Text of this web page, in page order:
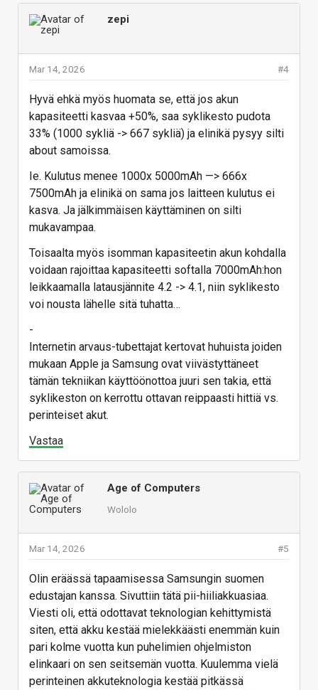
zepi
#4
Mar 14, 2026
Hyvä ehkä myös huomata se, että jos akun
kapasiteetti kasvaa +50%, saa syklikesto pudota
33% (1000 sykliä -> 667 sykliä) ja elinikä pysyy silti
about samoissa.
Ie. Kulutus menee 1000x 5000mAh —> 666x
7500mAh ja elinikä on sama jos laitteen kulutus ei
kasva. Ja jälkimmäisen käyttäminen on silti
mukavampaa.
Toisaalta myös isomman kapasiteetin akun kohdalla
voidaan rajoittaa kapasiteetti softalla 7000mAh:hon
leikkaamalla latausjännite 4.2 -> 4.1, niin syklikesto
voi nousta lähelle sitä tuhatta…
-
Internetin arvaus-tubettajat kertovat huhuista joiden
mukaan Apple ja Samsung ovat viivästyttäneet
tämän tekniikan käyttöönottoa juuri sen takia, että
syklikeston on kerrottu ottavan reippaasti hittiä vs.
perinteiset akut.
Vastaa
Age of Computers
Wololo
#5
Mar 14, 2026
Olin eräässä tapaamisessa Samsungin suomen
edustajan kanssa. Sivuttiin tätä pii-hiiliakkuasiaa.
Viesti oli, että odottavat teknologian kehittymistä
siten, että akku kestää mielekkäästi enemmän kuin
pari kolme vuotta kun puhelimien ohjelmiston
elinkaari on sen seitsemän vuotta. Kuulemma vielä
perinteinen akkuteknologia kestää pitkässä